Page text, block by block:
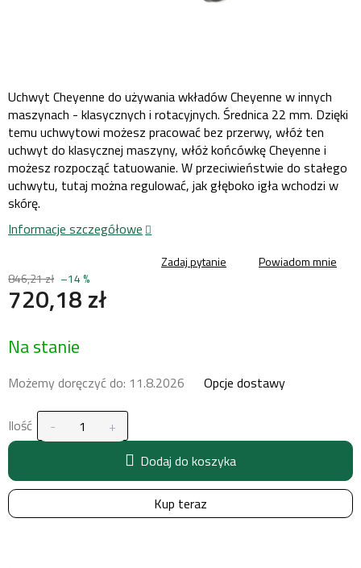
846,21 zł –14 %
720,18 zł
jednostkowa:
Na stanie
Możemy doręczyć do: 11.8.2026 Opcje dostawy
Ilość
Dodaj do koszyka
Kup teraz
Uchwyt Cheyenne do używania wkładów Cheyenne w innych
maszynach - klasycznych i rotacyjnych. Średnica 22 mm. Dzięki
temu uchwytowi możesz pracować bez przerwy, włóż ten
uchwyt do klasycznej maszyny, włóż końcówkę Cheyenne i
możesz rozpocząć tatuowanie. W przeciwieństwie do stałego
uchwytu, tutaj można regulować, jak głęboko igła wchodzi w
skórę.
Informacje szczegółowe
Zadaj pytanie Powiadom mnie